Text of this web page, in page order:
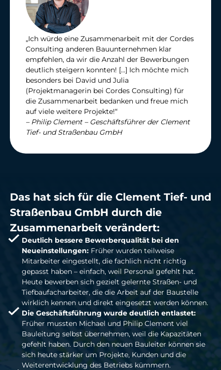
„Ich würde eine Zusammenarbeit mit der Cordes
Consulting anderen Bauunternehmen klar
empfehlen, da wir die Anzahl der Bewerbungen
deutlich steigern konnten! […] Ich möchte mich
besonders bei David und Julia
(Projektmanagerin bei Cordes Consulting) für
die Zusammenarbeit bedanken und freue mich
auf viele weitere Projekte!“
– Philip Clement – Geschäftsführer der Clement
Tief- und Straßenbau GmbH
Das hat sich für die Clement Tief- und
Straßenbau GmbH durch die
Zusammenarbeit verändert:
Deutlich bessere Bewerberqualität bei den
Neueinstellungen: Früher wurden teilweise
Mitarbeiter eingestellt, die fachlich nicht richtig
gepasst haben – einfach, weil Personal gefehlt hat.
Heute bewerben sich gezielt gelernte Straßen- und
Tiefbaufacharbeiter, die die Arbeit auf der Baustelle
wirklich kennen und direkt eingesetzt werden können.
Die Geschäftsführung wurde deutlich entlastet:
Früher mussten Michael und Philip Clement viel
Bauleitung selbst übernehmen, weil die Kapazitäten
gefehlt haben. Durch den neuen Bauleiter können sie
sich heute stärker um Projekte, Kunden und die
Weiterentwicklung des Betriebs kümmern.